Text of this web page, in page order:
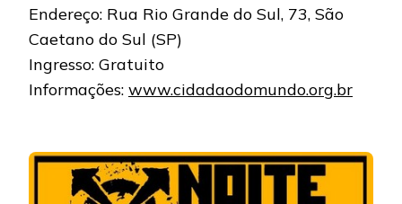
Endereço: Rua Rio Grande do Sul, 73, São
Caetano do Sul (SP)
Ingresso: Gratuito
Informações: www.cidadaodomundo.org.br